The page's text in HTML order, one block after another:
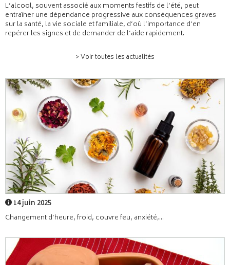
L’alcool, souvent associé aux moments festifs de l’été, peut
entraîner une dépendance progressive aux conséquences graves
sur la santé, la vie sociale et familiale, d’où l’importance d’en
repérer les signes et de demander de l’aide rapidement.
> Voir toutes les actualités
14 juin 2025
Changement d’heure, froid, couvre feu, anxiété,...